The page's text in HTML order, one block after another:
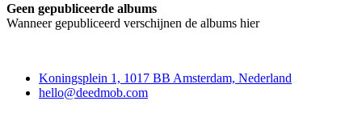
Geen gepubliceerde albums
Wanneer gepubliceerd verschijnen de albums hier
Koningsplein 1, 1017 BB Amsterdam, Nederland
hello@deedmob.com